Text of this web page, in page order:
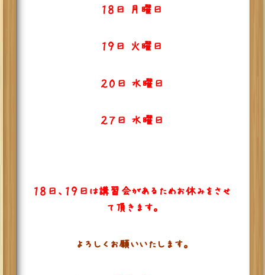
１８日 月曜日
１９日 火曜日
２０日 水曜日
２７日 水曜日
１８日、１９日は講習会があるためお休みをさせ
て頂きます。
よろしくお願いいたします。